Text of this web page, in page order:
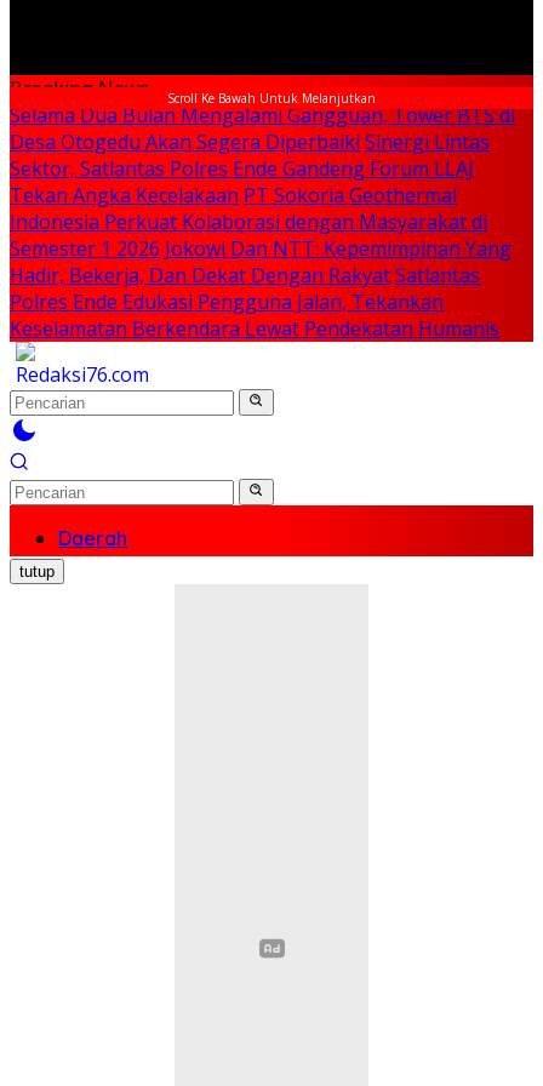
Scroll Ke Bawah Untuk Melanjutkan
Breaking News
Selama Dua Bulan Mengalami Gangguan, Tower BTS di
Desa Otogedu Akan Segera Diperbaiki Sinergi Lintas
Sektor, Satlantas Polres Ende Gandeng Forum LLAJ
Tekan Angka Kecelakaan PT Sokoria Geothermal
Indonesia Perkuat Kolaborasi dengan Masyarakat di
Semester 1 2026 Jokowi Dan NTT: Kepemimpinan Yang
Hadir, Bekerja, Dan Dekat Dengan RakyatSatlantas
Polres Ende Edukasi Pengguna Jalan, Tekankan
Keselamatan Berkendara Lewat Pendekatan Humanis
Daerah
Nasional
Politik
tutup